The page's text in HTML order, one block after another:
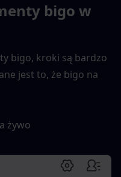
bigo w
bigo, kroki są bardzo
jest to, że bigo na
żywo